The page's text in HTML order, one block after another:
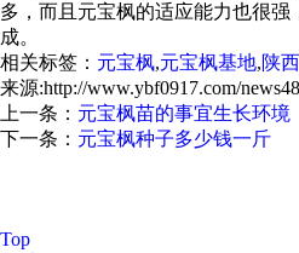
多，而且元宝枫的适应能力也很
成。
相关标签： 元宝枫,元宝枫基地,陕
来源:http://www.ybf0917.com/
上一条： 元宝枫苗的事宜生长环境
下一条： 元宝枫种子多少钱一斤
Top